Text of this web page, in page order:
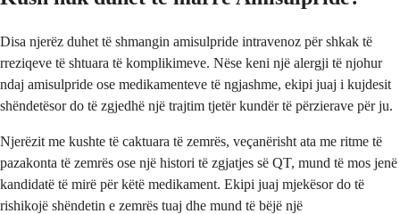
Disa njerëz duhet të shmangin amisulpride intravenoz për shkak të
rreziqeve të shtuara të komplikimeve. Nëse keni një alergji të njohur
ndaj amisulpride ose medikamenteve të ngjashme, ekipi juaj i kujdesit
shëndetësor do të zgjedhë një trajtim tjetër kundër të përzierave për ju.
Njerëzit me kushte të caktuara të zemrës, veçanërisht ata me ritme të
pazakonta të zemrës ose një histori të zgjatjes së QT, mund të mos jenë
kandidatë të mirë për këtë medikament. Ekipi juaj mjekësor do të
rishikojë shëndetin e zemrës tuaj dhe mund të bëjë një